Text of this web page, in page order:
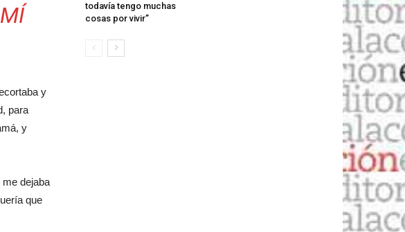
y
para
y
dejaba
que
todavía tengo muchas
cosas por vivir”